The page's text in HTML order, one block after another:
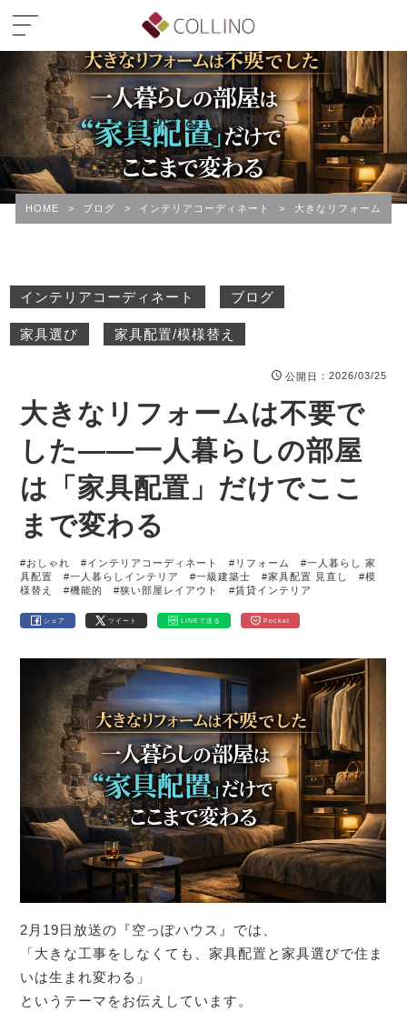
BLOG & WORKS
HOME > ブログ > インテリアコーディネート > 大きなリフォームは
インテリアコーディネート ブログ
家具選び 家具配置/模様替え
公開日 ：2026/03/25
大きなリフォームは不要で
した――一人暮らしの部屋
は「家具配置」だけでここ
まで変わる
#おしゃれ #インテリアコーディネート #リフォーム
#一人暮らし 家
具配置
#一人暮らしインテリア #一級建築士 #家具配置 見直し
#模
様替え
#機能的 #狭い部屋レイアウト #賃貸インテリア
シェア ツイート LINEで送る Pocket
2月19日放送の『空っぽハウス』では、
「大きな工事をしなくても、家具配置と家具選びで住ま
いは生まれ変わる」
というテーマをお伝えしています。